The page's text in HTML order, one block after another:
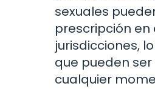
sexuales
prescripción en
jurisdicciones,
que pueden
cualquier